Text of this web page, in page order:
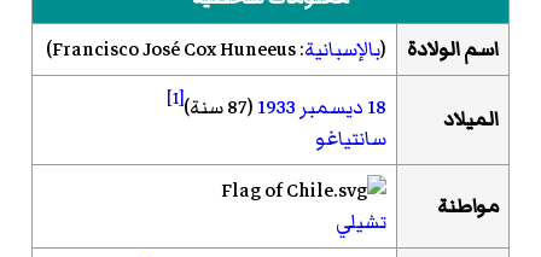
اسم الولادة
(بالإسبانية:
Francisco José Cox Huneeus
)‏
الميلاد 18 ديسمبر 1933(87 سنة) [1]
سانتياغو
مواطنة
تشيلي